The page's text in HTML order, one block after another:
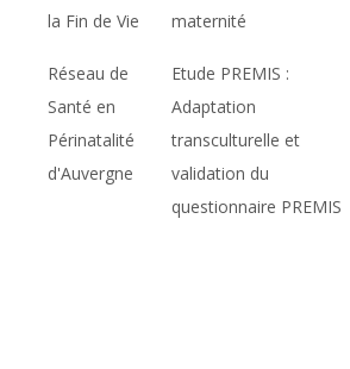
la Fin de Vie
maternité
Réseau de
Santé en
Périnatalité
d'Auvergne
Etude PREMIS :
Adaptation
transculturelle et
validation du
questionnaire PREMIS